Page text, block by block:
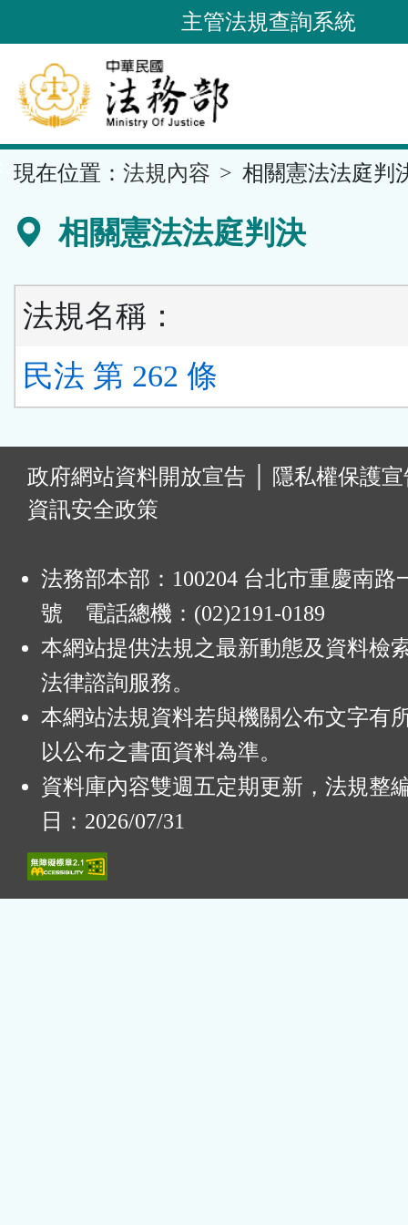
到
要
內
容
區
主管法規查詢系統
現在位置： 法規內容 相關憲法法庭判
相關憲法法庭判決
法規名稱：
民法 第 262 條
政府網站資料開放宣告
隱私權保護
資訊安全政策
法務部本部：100204 台北市重慶南路
號 電話總機：(02)2191-0189
本網站提供法規之最新動態及資料檢
法律諮詢服務。
本網站法規資料若與機關公布文字有
以公布之書面資料為準。
資料庫內容雙週五定期更新，法規整
日：2026/07/31